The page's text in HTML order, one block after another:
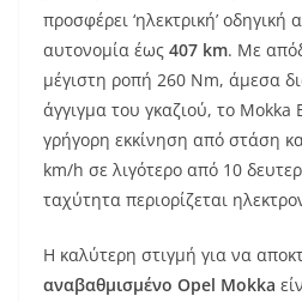
προσφέρει ‘ηλεκτρική’
αυτονομία έως 407 km. Με
μέγιστη ροπή 260 Nm, άμεσα
άγγιγμα του γκαζιού, το Mokka
γρήγορη εκκίνηση από στάση
km/h σε λιγότερο από 10
ταχύτητα περιορίζεται
Η καλύτερη στιγμή για να
αναβαθμισμένο Opel Mokka